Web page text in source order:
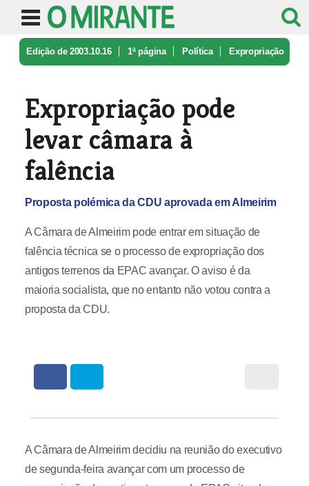
Edição de 2003.10.16 1ª página Política Expropriação
Expropriação pode
levar câmara à
falência
Proposta polémica da CDU aprovada em Almeirim
A Câmara de Almeirim pode entrar em situação de
falência técnica se o processo de expropriação dos
antigos terrenos da EPAC avançar. O aviso é da
maioria socialista, que no entanto não votou contra a
proposta da CDU.
A Câmara de Almeirim decidiu na reunião do executivo
de segunda-feira avançar com um processo de